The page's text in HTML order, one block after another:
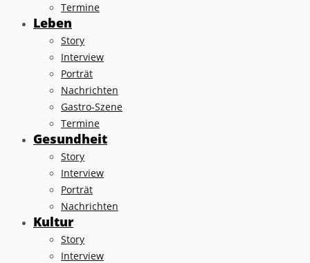
Termine
Leben
Story
Interview
Porträt
Nachrichten
Gastro-Szene
Termine
Gesundheit
Story
Interview
Porträt
Nachrichten
Kultur
Story
Interview